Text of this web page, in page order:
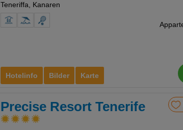
Hotelinfo Bilder Karte
Teneriffa, Kanaren
Precise Resort Tenerife